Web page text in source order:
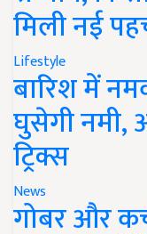
मिली नई
Lifestyle
बारिश में
घुसेगी नमी,
ट्रिक्स
News
गोबर और